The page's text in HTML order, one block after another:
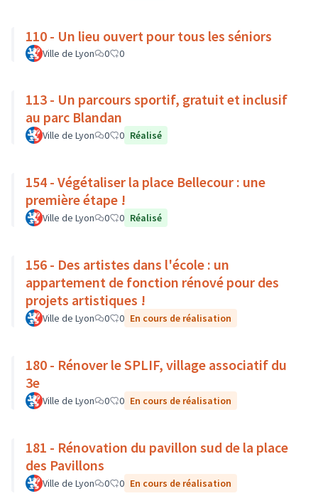
110 - Un lieu ouvert pour tous les séniors
Ville de Lyon 0 0
113 - Un parcours sportif, gratuit et inclusif
au parc Blandan
Ville de Lyon 0 0 Réalisé
154 - Végétaliser la place Bellecour : une
première étape !
Ville de Lyon 0 0 Réalisé
156 - Des artistes dans l'école : un
appartement de fonction rénové pour des
projets artistiques !
Ville de Lyon 0 0 En cours de réalisation
180 - Rénover le SPLIF, village associatif du
3e
Ville de Lyon 0 0 En cours de réalisation
181 - Rénovation du pavillon sud de la place
des Pavillons
Ville de Lyon 0 0 En cours de réalisation